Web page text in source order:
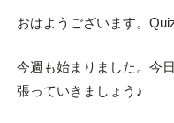
おはようございます。
今週も始まりました。今
張っていきましょう♪